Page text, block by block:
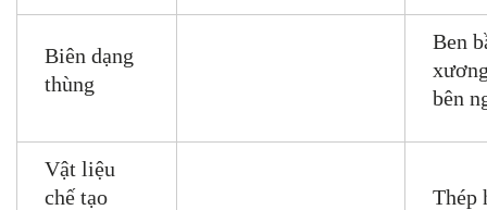
Biên dạng
thùng
Ben
bên
Vật liệu
chế tạo
Thép